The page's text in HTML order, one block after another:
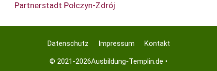
Partnerstadt Połczyn-Zdrój
Datenschutz Impressum Kontakt
© 2021-2026Ausbildung-Templin.de •